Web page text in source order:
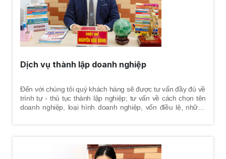
Dịch vụ thành lập doanh nghiệp
Đến với chúng tôi quý khách hàng sẽ được tư vấn đầy đủ về
trình tự - thủ tục thành lập nghiệp; tư vấn về cách chọn tên
doanh nghiệp, loại hình doanh nghiệp, vốn điều lệ, những
quá trình doanh nghiệp hoạt động.